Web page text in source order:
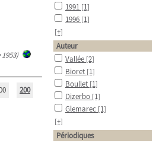
200
1991 [1]
1996 [1]
[+]
Auteur
Vallée [2]
Bioret [1]
Boullet [1]
Dizerbo [1]
Glemarec [1]
[+]
Périodiques